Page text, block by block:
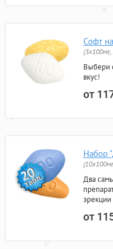
Софт
(3x100мг,
Выбери
вкус!
от
Набор
Два
от